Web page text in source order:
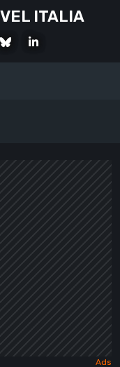
ITALIA
BlueskyLinkedIn